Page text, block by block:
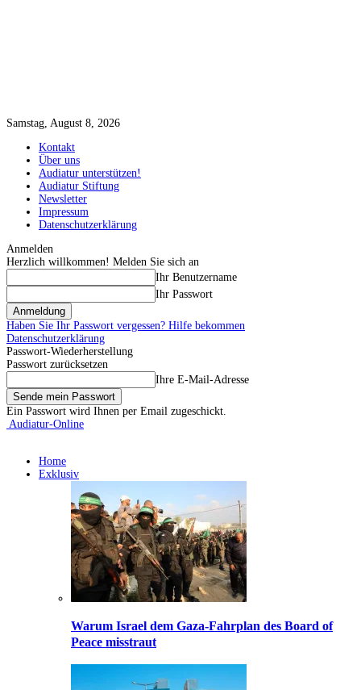
Samstag, August 8, 2026
Kontakt
Über uns
Audiatur unterstützen!
Audiatur Stiftung
Newsletter
Impressum
Datenschutzerklärung
Anmelden
Herzlich willkommen! Melden Sie sich an
Ihr Benutzername
Ihr Passwort
Haben Sie Ihr Passwort vergessen? Hilfe bekommen
Datenschutzerklärung
Passwort-Wiederherstellung
Passwort zurücksetzen
Ihre E-Mail-Adresse
Ein Passwort wird Ihnen per Email zugeschickt.
Audiatur-Online
Home
Exklusiv
Warum Israel dem Gaza-Fahrplan des Board of
Peace misstraut